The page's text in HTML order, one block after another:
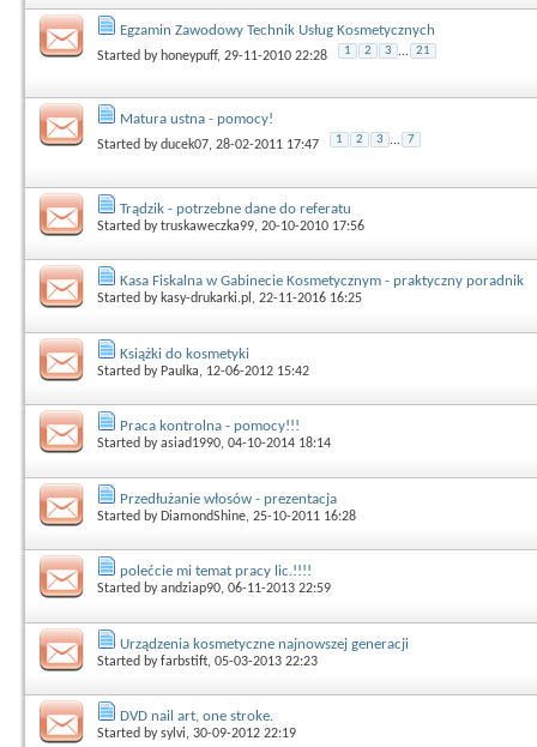
Egzamin Zawodowy Technik Usług Kosmetycznych
Started by honeypuff, 29-11-2010 22:28 1 2 3 ... 21
Matura ustna - pomocy!
Started byducek07, 28-02-2011 17:47 1 2 3 ... 7
Trądzik - potrzebne dane do referatu
Started bytruskaweczka99, 20-10-2010 17:56
Kasa Fiskalna w Gabinecie Kosmetycznym - praktyczny poradnik
Started by kasy-drukarki.pl , 22-11-2016 16:25
Książki do kosmetyki
Started by Paulka, 12-06-2012 15:42
Praca kontrolna - pomocy!!!
Started byasiad1990, 04-10-2014 18:14
Przedłużanie włosów - prezentacja
Started by DiamondShine, 25-10-2011 16:28
polećcie mi temat pracy lic.!!!!
Started byandziap90, 06-11-2013 22:59
Urządzenia kosmetyczne najnowszej generacji
Started byfarbstift, 05-03-2013 22:23
DVD nail art, one stroke.
Started bysylvi, 30-09-2012 22:19